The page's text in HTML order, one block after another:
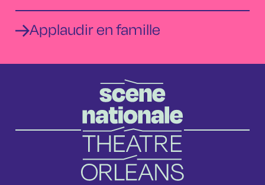
Applaudir en famille